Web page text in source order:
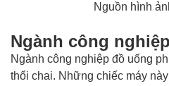
Nguồn hình
Ngành công
Ngành công nghiệp đồ uống
thổi chai. Những chiếc máy